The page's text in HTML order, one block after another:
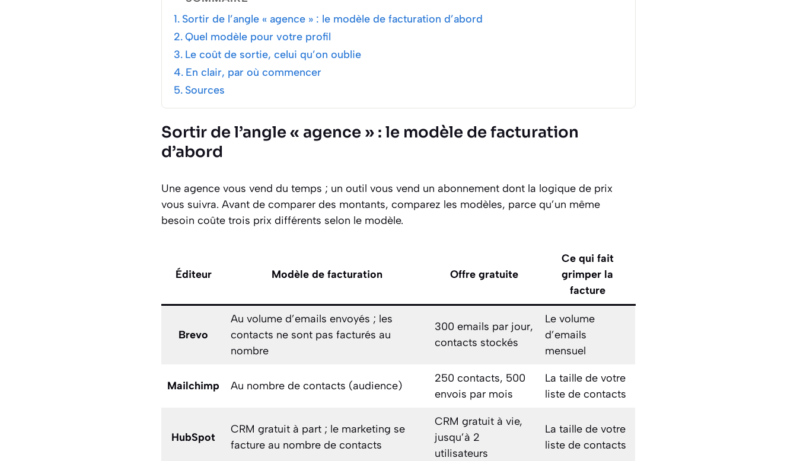
Sortir de l’angle « agence » : le modèle de facturation d’abord
Quel modèle pour votre profil
Le coût de sortie, celui qu’on oublie
En clair, par où commencer
Sources
Sortir de l’angle « agence » : le modèle de facturation
d’abord
Une agence vous vend du temps ; un outil vous vend un abonnement dont la logique de prix
vous suivra. Avant de comparer des montants, comparez les modèles, parce qu’un même
besoin coûte trois prix différents selon le modèle.
Éditeur Modèle de facturation Offre gratuite
Ce qui fait
grimper la
facture
Brevo
Au volume d’emails envoyés ; les
contacts ne sont pas facturés au
nombre
300 emails par jour,
contacts stockés
Le volume
d’emails
mensuel
Mailchimp Au nombre de contacts (audience)
250 contacts, 500
envois par mois
La taille de votre
liste de contacts
HubSpot
CRM gratuit à part ; le marketing se
facture au nombre de contacts
CRM gratuit à vie,
jusqu’à 2
utilisateurs
La taille de votre
liste de contacts